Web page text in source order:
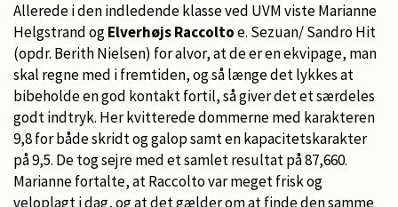
Allerede i den indledende klasse ved UVM viste Marianne
Helgstrand ogElverhøjs Raccoltoe. Sezuan/ Sandro Hit
(opdr. Berith Nielsen) for alvor, at de er en ekvipage, man
skal regne med i fremtiden, og så længe det lykkes at
bibeholde en god kontakt fortil, så giver det et særdeles
godt indtryk. Her kvitterede dommerne med karakteren
9,8 for både skridt og galop samt en kapacitetskarakter
på 9,5. De tog sejre med et samlet resultat på 87,660.
Marianne fortalte, at Raccolto var meget frisk og
veloplagt i dag, og at det gælder om at finde den samme